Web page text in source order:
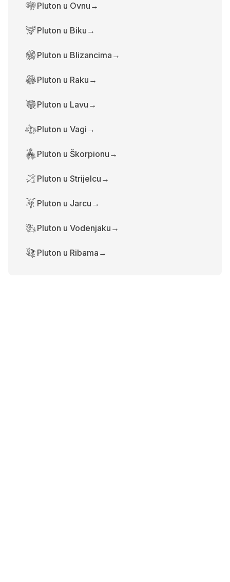
Pluton u Ovnu →
Pluton u Biku →
Pluton u Blizancima →
Pluton u Raku →
Pluton u Lavu →
Pluton u Vagi →
Pluton u Škorpionu →
Pluton u Strijelcu →
Pluton u Jarcu →
Pluton u Vodenjaku →
Pluton u Ribama →